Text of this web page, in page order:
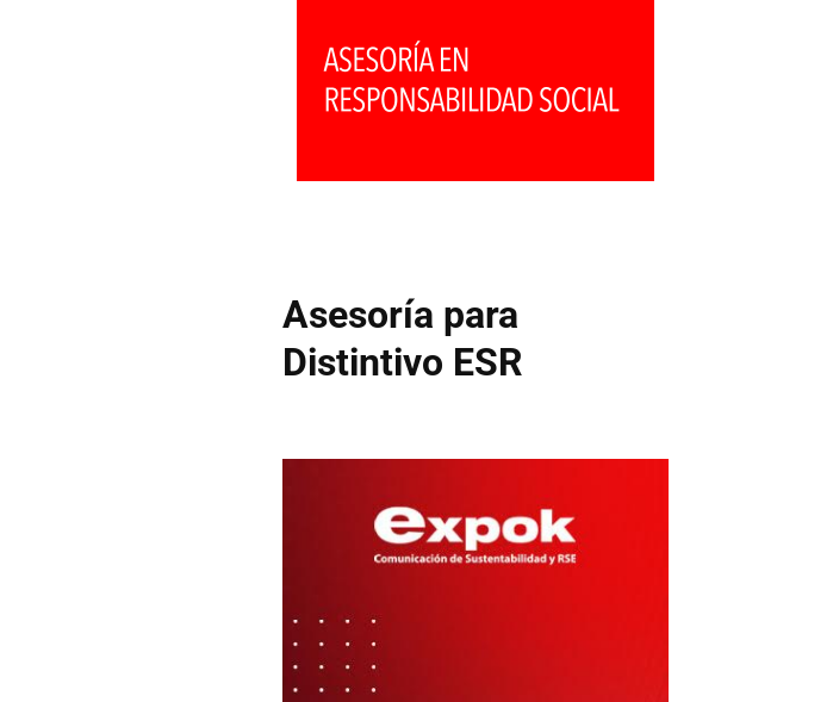
Asesoría para
Distintivo ESR